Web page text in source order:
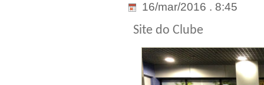
16/mar/2016 . 8:45
Site do Clube